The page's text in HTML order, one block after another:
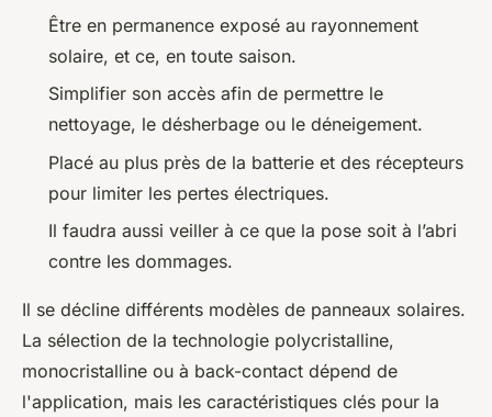
Être en permanence exposé au rayonnement
solaire, et ce, en toute saison.
Simplifier son accès afin de permettre le
nettoyage, le désherbage ou le déneigement.
Placé au plus près de la batterie et des récepteurs
pour limiter les pertes électriques.
Il faudra aussi veiller à ce que la pose soit à l’abri
contre les dommages.
Il se décline différents modèles de panneaux solaires.
La sélection de la technologie polycristalline,
monocristalline ou à back-contact dépend de
l'application, mais les caractéristiques clés pour la